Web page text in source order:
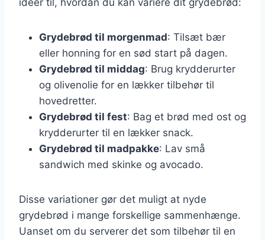
Grydebrød til morgenmad: Tilsæt bær
eller honning for en sød start på dagen.
Grydebrød til middag: Brug krydderurter
og olivenolie for en lækker tilbehør til
hovedretter.
Grydebrød til fest: Bag et brød med ost og
krydderurter til en lækker snack.
Grydebrød til madpakke: Lav små
sandwich med skinke og avocado.
Disse variationer gør det muligt at nyde
grydebrød i mange forskellige sammenhænge.
Uanset om du serverer det som tilbehør til en